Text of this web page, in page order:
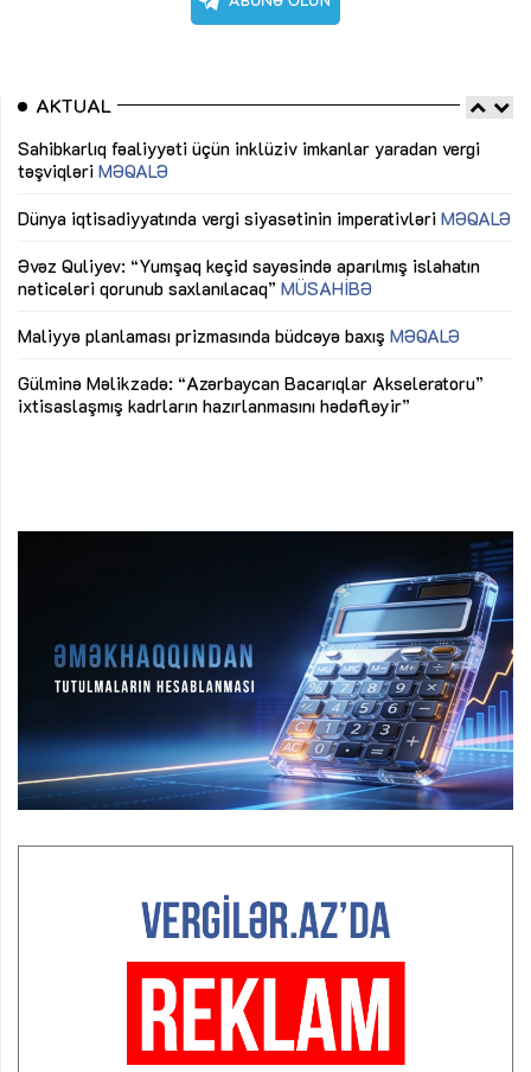
AKTUAL
Sahibkarlıq fəaliyyəti üçün inklüziv imkanlar yaradan vergi
təşviqləri MƏQALƏ
Dünya iqtisadiyyatında vergi siyasətinin imperativləri MƏQALƏ
Əvəz Quliyev: “Yumşaq keçid sayəsində aparılmış islahatın
nəticələri qorunub saxlanılacaq” MÜSAHİBƏ
Maliyyə planlaması prizmasında büdcəyə baxış MƏQALƏ
Gülminə Məlikzadə: “Azərbaycan Bacarıqlar Akseleratoru”
ixtisaslaşmış kadrların hazırlanmasını hədəfləyir”